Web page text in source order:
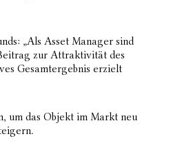
„Als Asset Manager sind
zur Attraktivität des
Gesamtergebnis erzielt
um das Objekt im Markt neu